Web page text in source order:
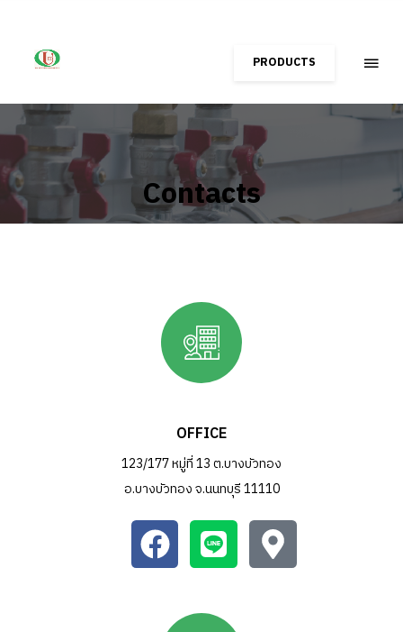
PRODUCTS
Contacts
OFFICE
123/177 หมู่ที่ 13 ต.บางบัวทอง
อ.บางบัวทอง จ.นนทบุรี 11110